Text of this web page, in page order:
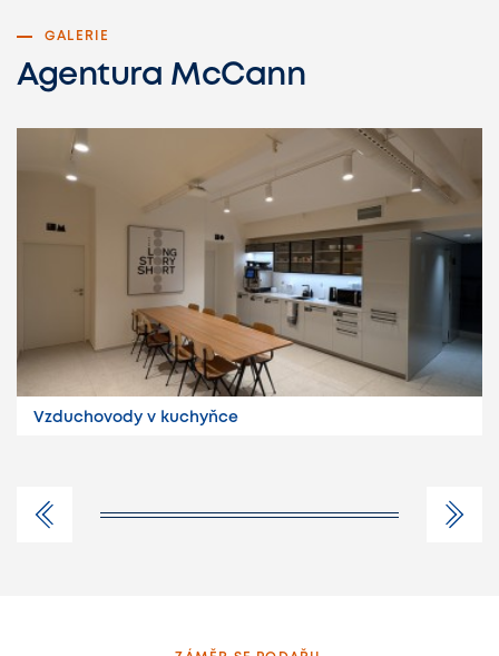
GALERIE
Agentura McCann
Vzduchovody v kuchyňce